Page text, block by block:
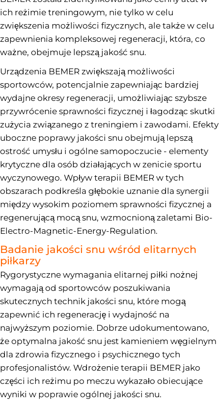
ich reżimie treningowym, nie tylko w celu
zwiększenia możliwości fizycznych, ale także w celu
zapewnienia kompleksowej regeneracji, która, co
ważne, obejmuje lepszą jakość snu.
Urządzenia BEMER zwiększają możliwości
sportowców, potencjalnie zapewniając bardziej
wydajne okresy regeneracji, umożliwiając szybsze
przywrócenie sprawności fizycznej i łagodząc skutki
zużycia związanego z treningiem i zawodami. Efekty
uboczne poprawy jakości snu obejmują lepszą
ostrość umysłu i ogólne samopoczucie - elementy
krytyczne dla osób działających w zenicie sportu
wyczynowego. Wpływ terapii BEMER w tych
obszarach podkreśla głębokie uznanie dla synergii
między wysokim poziomem sprawności fizycznej a
regenerującą mocą snu, wzmocnioną zaletami Bio-
Electro-Magnetic-Energy-Regulation.
Badanie jakości snu wśród elitarnych
piłkarzy
Rygorystyczne wymagania elitarnej piłki nożnej
wymagają od sportowców poszukiwania
skutecznych technik jakości snu, które mogą
zapewnić ich regenerację i wydajność na
najwyższym poziomie. Dobrze udokumentowano,
że optymalna jakość snu jest kamieniem węgielnym
dla zdrowia fizycznego i psychicznego tych
profesjonalistów. Wdrożenie terapii BEMER jako
części ich reżimu po meczu wykazało obiecujące
wyniki w poprawie ogólnej jakości snu.